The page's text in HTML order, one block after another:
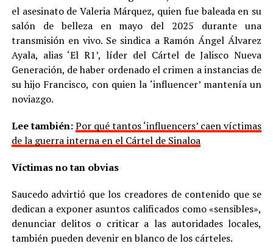
el asesinato de Valeria Márquez, quien fue baleada en su
salón de belleza en mayo del 2025 durante una
transmisión en vivo. Se sindica a Ramón Ángel Álvarez
Ayala, alias ‘El R1’, líder del Cártel de Jalisco Nueva
Generación, de haber ordenado el crimen a instancias de
su hijo Francisco, con quien la ‘influencer’ mantenía un
noviazgo.
Lee también:Por qué tantos ‘influencers’ caen víctimas
de la guerra interna en el Cártel de Sinaloa
Víctimas no tan obvias
Saucedo advirtió que los creadores de contenido que se
dedican a exponer asuntos calificados como «sensibles»,
denunciar delitos o criticar a las autoridades locales,
también pueden devenir en blanco de los cárteles.